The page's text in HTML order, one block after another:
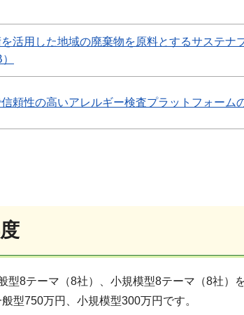
活用した地域の廃棄物を原料とするサステナ
頼性の高いアレルギー検査プラットフォーム
型8テーマ（8社）、小規模型8テーマ（8社）
型750万円、小規模型300万円です。